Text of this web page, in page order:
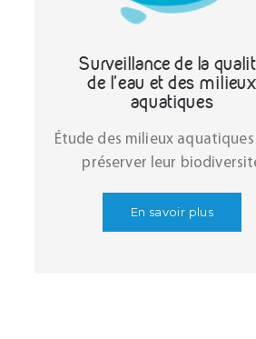
Surveillance de la
de l’eau et des milieux
aquatiques
Étude des milieux
préserver leur
En savoir plus